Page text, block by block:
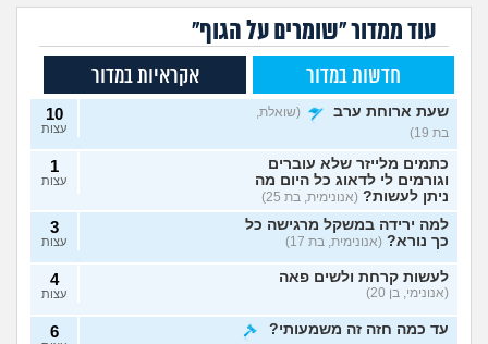
עוד ממדור "שומרים על הגוף"
חדשות במדור אקראיות במדור
שעת ארוחת ערב
(שואלת,
בת 19)
10
עצות
כתמים מלייזר שלא עוברים
וגורמים לי לדאוג כל היום מה
ניתן לעשות? (אנונימית, בת 25)
1
עצות
למה ירידה במשקל מרגישה כל
כך נורא? (אנונימית, בת 17)
3
עצות
לעשות קרחת ולשים פאה
(אנונימי, בן 20)
4
עצות
עד כמה חזה זה משמעותי? 6